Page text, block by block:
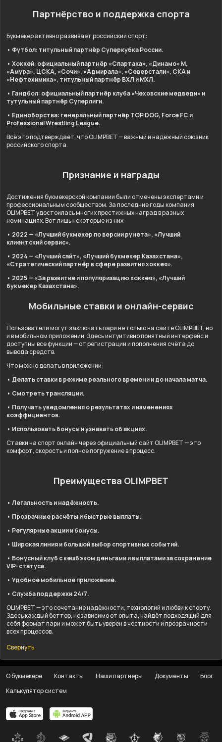
Партнёрство и поддержка спорта
Букмекер активно развивает российский спорт:
• Футбол: титульный партнёр Суперкубка России.
• Хоккей: официальный партнёр «Спартака», «Динамо» М,
«Амура», ЦСКА, «Сочи», «Адмирала», «Северстали», СКА и
«Нефтехимика», титульный партнёр ВХЛ и МХЛ.
• Гандбол: официальный партнёр клуба «Чеховские медведи» и
тутульный партнёр Суперлиги.
• Единоборства: генеральный партнёр TOP DOG, Force FC и
Professional Wrestling League.
Всё это подтверждает, что OLIMPBET — важный и надёжный союзник
российского спорта.
Признание и награды
Достижения букмекерской компании были отмечены экспертами и
профессиональным сообществом. За последние годы компания
OLIMPBET удостоилась многих престижных наград в разных
номинациях. Вот лишь некоторые из них:
• 2022 — «Лучший букмекер по версии рунета», «Лучший
клиентский сервис».
• 2024 — «Лучший сайт», «Лучший букмекер Казахстана»,
«Стратегический партнёр в сфере развития хоккея».
• 2025 — «За развитие и популяризацию хоккея», «Лучший
букмекер Казахстана».
Мобильные ставки и онлайн-сервис
Пользователи могут заключать пари не только на сайте OLIMPBET, но
и в мобильном приложении. Здесь интуитивно понятный интерфейс и
доступны все функции — от регистрации и пополнения счёта до
вывода средств.
Что можно делать в приложении:
• Делать ставки в режиме реального времени и до начала матча.
• Смотреть трансляции.
• Получать уведомления о результатах и изменениях
коэффициентов.
• Использовать бонусы и узнавать об акциях.
Ставки на спорт онлайн через официальный сайт OLIMPBET — это
комфорт, скорость и полное погружение в процесс.
Преимущества OLIMPBET
• Легальность и надёжность.
• Прозрачные расчёты и быстрые выплаты.
• Регулярные акции и бонусы.
• Широкая линия и большой выбор спортивных событий.
• Бонусный клуб с кешбэком деньгами и выплатами за сохранение
VIP-статуса.
• Удобное мобильное приложение.
• Служба поддержки 24/7.
OLIMPBET — это сочетание надёжности, технологий и любви к спорту.
Здесь каждый беттор, независимо от опыта, найдёт подходящий для
себя формат пари и может быть уверен в честности и прозрачности
всех процессов.
Свернуть
О букмекере Контакты Наши партнеры Документы
Блог
Калькулятор систем